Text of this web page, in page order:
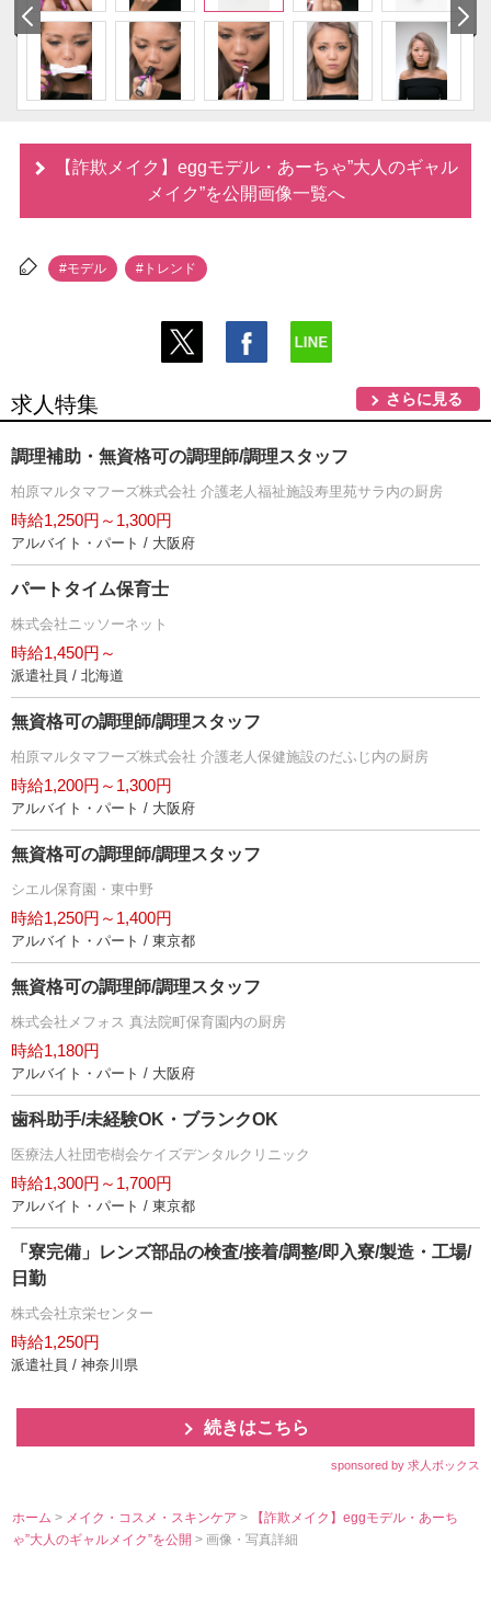
【詐欺メイク】eggモデル・あーちゃ”大人のギャル
メイク”を公開画像一覧へ
#モデル #トレンド
求人特集 さらに見る
調理補助・無資格可の調理師/調理スタッフ
柏原マルタマフーズ株式会社 介護老人福祉施設寿里苑サラ内の厨房
時給1,250円～1,300円
アルバイト・パート / 大阪府
パートタイム保育士
株式会社ニッソーネット
時給1,450円～
派遣社員 / 北海道
無資格可の調理師/調理スタッフ
柏原マルタマフーズ株式会社 介護老人保健施設のだふじ内の厨房
時給1,200円～1,300円
アルバイト・パート / 大阪府
無資格可の調理師/調理スタッフ
シエル保育園・東中野
時給1,250円～1,400円
アルバイト・パート / 東京都
無資格可の調理師/調理スタッフ
株式会社メフォス 真法院町保育園内の厨房
時給1,180円
アルバイト・パート / 大阪府
歯科助手/未経験OK・ブランクOK
医療法人社団壱樹会ケイズデンタルクリニック
時給1,300円～1,700円
アルバイト・パート / 東京都
「寮完備」レンズ部品の検査/接着/調整/即入寮/製造・工場/
日勤
株式会社京栄センター
時給1,250円
派遣社員 / 神奈川県
続きはこちら
sponsored by 求人ボックス
ホーム > メイク・コスメ・スキンケア>
【詐欺メイク】eggモデル・あーち
ゃ”大人のギャルメイク”を公開> 画像・写真詳細